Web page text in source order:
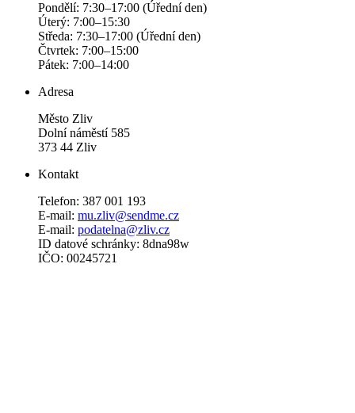
Pondělí: 7:30–17:00 (Úřední den)
Úterý: 7:00–15:30
Středa: 7:30–17:00 (Úřední den)
Čtvrtek: 7:00–15:00
Pátek: 7:00–14:00
Adresa
Město Zliv
Dolní náměstí 585
373 44 Zliv
Kontakt
Telefon: 387 001 193
E-mail: mu.zliv@sendme.cz
E-mail: podatelna@zliv.cz
ID datové schránky: 8dna98w
IČO: 00245721